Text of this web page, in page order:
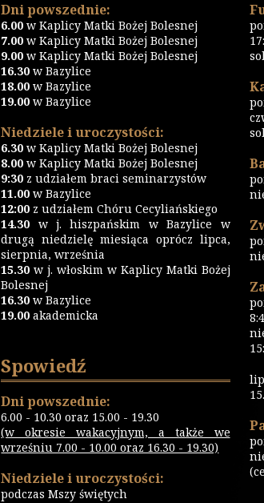
Dni powszednie:
6.00 w Kaplicy Matki Bożej Bolesnej
7.00 w Kaplicy Matki Bożej Bolesnej
9.00 w Kaplicy Matki Bożej Bolesnej
16.30w Bazylice
18.00w Bazylice
19.00w Bazylice
Niedziele i uroczystości:
6.30 w Kaplicy Matki Bożej Bolesnej
8.00 w Kaplicy Matki Bożej Bolesnej
9:30 z udziałem braci seminarzystów
11.00 w Bazylice
12:00 z udziałem Chóru Cecyliańskiego
14.30 w j. hiszpańskim w Bazylice w
drugą niedzielę miesiąca oprócz lipca,
sierpnia, września
15.30 w j. włoskim w Kaplicy Matki Bożej
Bolesnej
16.30w Bazylice
19.00akademicka
Spowiedź
Dni powszednie:
6.00 - 10.30 oraz 15.00 - 19.30
(w okresie wakacyjnym, a także we
wrześniu 7.00 - 10.00 oraz 16.30 - 19.30)
Niedziele i uroczystości:
podczas Mszy świętych